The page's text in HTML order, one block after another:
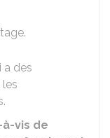
a des
les
vis de